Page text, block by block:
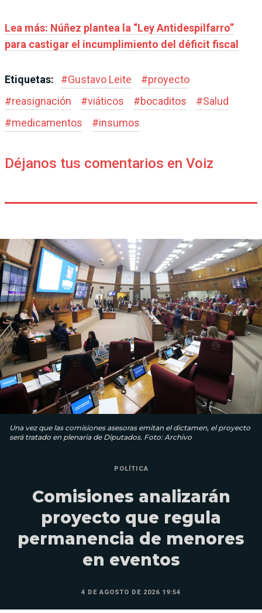
Lea más: Núñez plantea la “Ley Antidespilfarro”
para castigar el incumplimiento del déficit fiscal
Etiquetas: #Gustavo Leite #proyecto
#reasignación #viáticos #bocaditos #Salud
#medicamentos #insumos
Déjanos tus comentarios en Voiz
Una vez que las comisiones asesoras emitan el dictamen, el proyecto
será tratado en plenaria de Diputados. Foto: Archivo
POLÍTICA
Comisiones analizarán
proyecto que regula
permanencia de menores
en eventos
4 DE AGOSTO DE 2026 19:54